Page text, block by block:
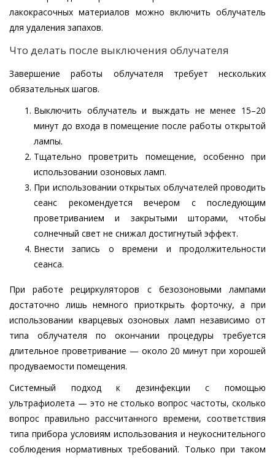
лакокрасочных материалов можно включить облучатель
для удаления запахов.
Что делать после выключения облучателя
Завершение работы облучателя требует нескольких
обязательных шагов.
Выключить облучатель и выждать не менее 15–20
минут до входа в помещение после работы открытой
лампы.
Тщательно проветрить помещение, особенно при
использовании озоновых ламп.
При использовании открытых облучателей проводить
сеанс рекомендуется вечером с последующим
проветриванием и закрытыми шторами, чтобы
солнечный свет не снижал достигнутый эффект.
Внести запись о времени и продолжительности
сеанса.
При работе рециркуляторов с безозоновыми лампами
достаточно лишь немного приоткрыть форточку, а при
использовании кварцевых озоновых ламп независимо от
типа облучателя по окончании процедуры требуется
длительное проветривание — около 20 минут при хорошей
продуваемости помещения.
Системный подход к дезинфекции с помощью
ультрафиолета — это не столько вопрос частоты, сколько
вопрос правильно рассчитанного времени, соответствия
типа прибора условиям использования и неукоснительного
соблюдения нормативных требований. Только при таком